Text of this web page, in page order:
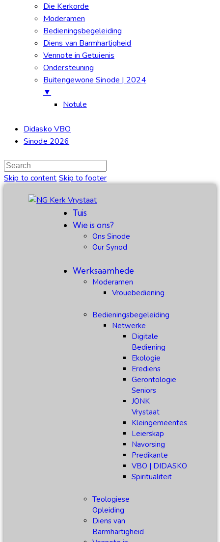
Die Kerkorde
Moderamen
Bedieningsbegeleiding
Diens van Barmhartigheid
Vennote in Getuienis
Ondersteuning
Buitengewone Sinode | 2024
▼
Notule
Didasko VBO
Sinode 2026
Skip to content Skip to footer
Tuis
Wie is ons?
Ons Sinode
Our Synod
Werksaamhede
Moderamen
Vrouebediening
Bedieningsbegeleiding
Netwerke
Digitale
Bediening
Ekologie
Erediens
Gerontologie
Seniors
JONK
Vrystaat
Kleingemeentes
Leierskap
Navorsing
Predikante
VBO | DIDASKO
Spiritualiteit
Teologiese
Opleiding
Diens van
Barmhartigheid